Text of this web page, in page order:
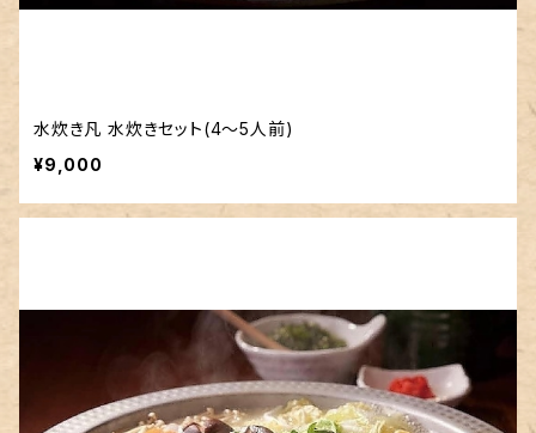
水炊き凡 水炊きセット(4〜5人前)
¥9,000